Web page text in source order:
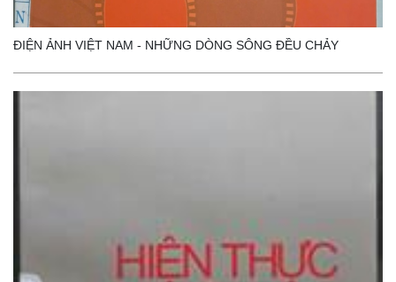
ĐIỆN ẢNH VIỆT NAM - NHỮNG DÒNG SÔNG ĐỀU CHẢY